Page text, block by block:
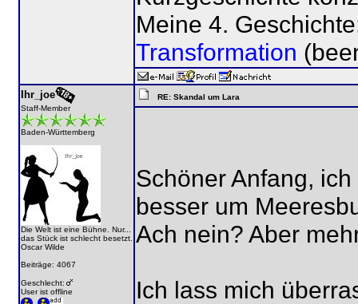
Meine 4.
Transformation
Ihr_joe
Staff-Member
Baden-Württemberg
Die Welt ist eine Bühne. Nur...
das Stück ist schlecht besetzt.
Oscar Wilde
Beiträge: 4067
Geschlecht:
User ist offline
RE: Skandal um Lara
Schöner Anfang,
besser um
Ach nein? Aber
Ich lass mich